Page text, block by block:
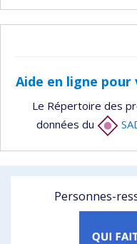
Aide en ligne
Le Répertoire des
données du
Personnes-